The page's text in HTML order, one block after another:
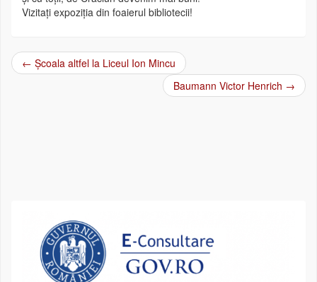
Vizitați expoziția din foaierul bibliotecii!
Post navigation
← Școala altfel la Liceul Ion Mincu
Baumann Victor Henrich →